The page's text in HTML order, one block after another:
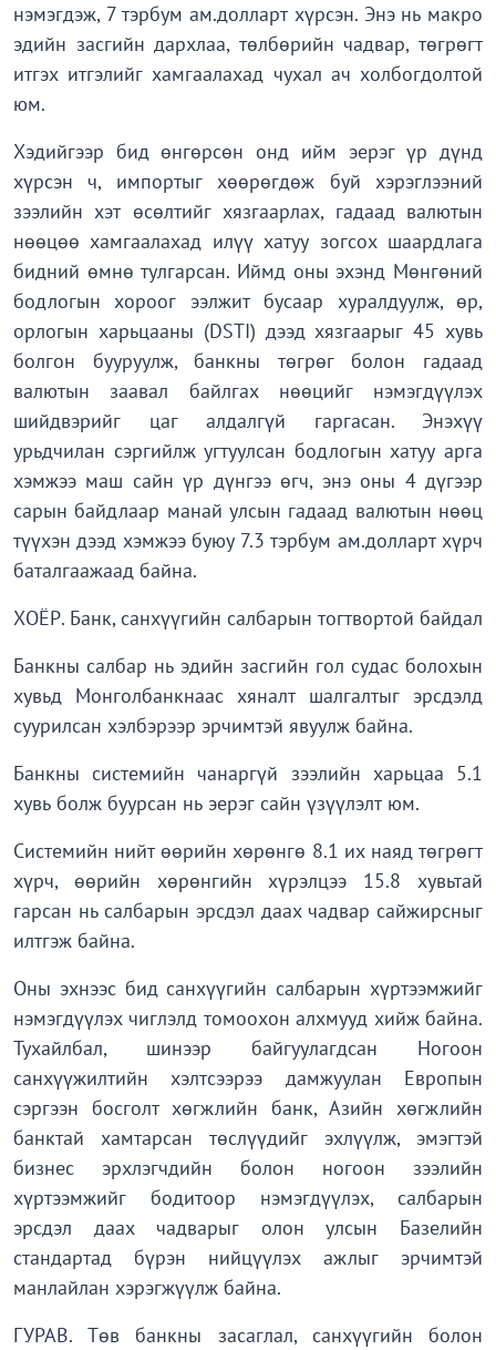
нэмэгдэж, 7 тэрбум ам.долларт хүрсэн. Энэ нь макро
эдийн засгийн дархлаа, төлбөрийн чадвар, төгрөгт
итгэх итгэлийг хамгаалахад чухал ач холбогдолтой
юм.
Хэдийгээр бид өнгөрсөн онд ийм эерэг үр дүнд
хүрсэн ч, импортыг хөөрөгдөж буй хэрэглээний
зээлийн хэт өсөлтийг хязгаарлах, гадаад валютын
нөөцөө хамгаалахад илүү хатуу зогсох шаардлага
бидний өмнө тулгарсан. Иймд оны эхэнд Мөнгөний
бодлогын хороог ээлжит бусаар хуралдуулж, өр,
орлогын харьцааны (DSTI) дээд хязгаарыг 45 хувь
болгон бууруулж, банкны төгрөг болон гадаад
валютын заавал байлгах нөөцийг нэмэгдүүлэх
шийдвэрийг цаг алдалгүй гаргасан. Энэхүү
урьдчилан сэргийлж угтуулсан бодлогын хатуу арга
хэмжээ маш сайн үр дүнгээ өгч, энэ оны 4 дүгээр
сарын байдлаар манай улсын гадаад валютын нөөц
түүхэн дээд хэмжээ буюу 7.3 тэрбум ам.долларт хүрч
баталгаажаад байна.
ХОЁР. Банк, санхүүгийн салбарын тогтвортой байдал
Банкны салбар нь эдийн засгийн гол судас болохын
хувьд Монголбанкнаас хяналт шалгалтыг эрсдэлд
суурилсан хэлбэрээр эрчимтэй явуулж байна.
Банкны системийн чанаргүй зээлийн харьцаа 5.1
хувь болж буурсан нь эерэг сайн үзүүлэлт юм.
Системийн нийт өөрийн хөрөнгө 8.1 их наяд төгрөгт
хүрч, өөрийн хөрөнгийн хүрэлцээ 15.8 хувьтай
гарсан нь салбарын эрсдэл даах чадвар сайжирсныг
илтгэж байна.
Оны эхнээс бид санхүүгийн салбарын хүртээмжийг
нэмэгдүүлэх чиглэлд томоохон алхмууд хийж байна.
Тухайлбал, шинээр байгуулагдсан Ногоон
санхүүжилтийн хэлтсээрээ дамжуулан Европын
сэргээн босголт хөгжлийн банк, Азийн хөгжлийн
банктай хамтарсан төслүүдийг эхлүүлж, эмэгтэй
бизнес эрхлэгчдийн болон ногоон зээлийн
хүртээмжийг бодитоор нэмэгдүүлэх, салбарын
эрсдэл даах чадварыг олон улсын Базелийн
стандартад бүрэн нийцүүлэх ажлыг эрчимтэй
манлайлан хэрэгжүүлж байна.
ГУРАВ. Төв банкны засаглал, санхүүгийн болон